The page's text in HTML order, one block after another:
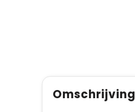
Omschrijving